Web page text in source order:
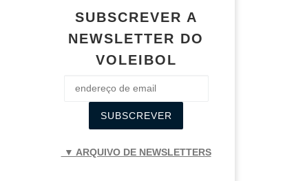
SUBSCREVER A
NEWSLETTER DO
VOLEIBOL
▼ ARQUIVO DE NEWSLETTERS